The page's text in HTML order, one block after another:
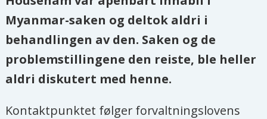
Myanmar-saken og deltok aldri i
behandlingen av den. Saken og de
problemstillingene den reiste, ble heller
aldri diskutert med henne.
Kontaktpunktet følger forvaltningslovens